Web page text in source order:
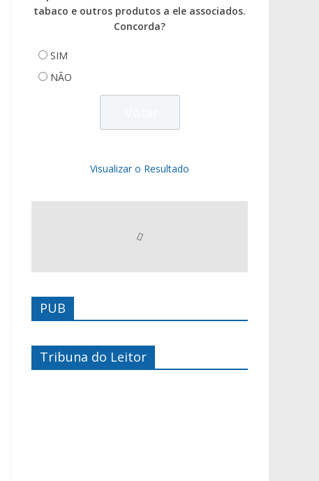
tabaco e outros produtos a ele associados.
Concorda?
SIM
NÃO
Visualizar o Resultado
PUB
Tribuna do Leitor